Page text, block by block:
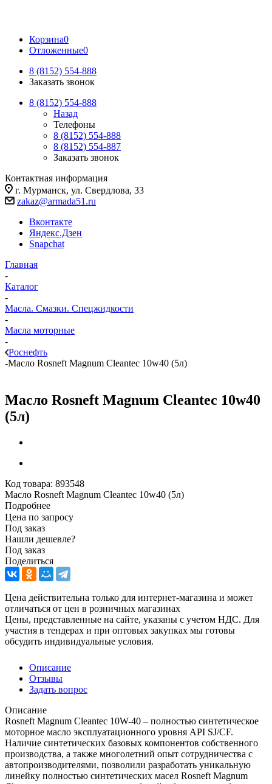
Корзина0
Отложенные0
8 (8152) 554-888
Заказать звонок
8 (8152) 554-888
Назад
Телефоны
8 (8152) 554-888
8 (8152) 554-887
Заказать звонок
Контактная информация
г. Мурманск, ул. Свердлова, 33
zakaz@armada51.ru
Вконтакте
Яндекс.Дзен
Snapchat
Главная
-
Каталог
-
Масла. Смазки. Спецжидкости
-
Масла моторные
-
Роснефть
-Масло Rosneft Magnum Cleantec 10w40 (5л)
Масло Rosneft Magnum Cleantec 10w40
(5л)
Код товара: 893548
Масло Rosneft Magnum Cleantec 10w40 (5л)
Подробнее
Цена по запросу
Под заказ
Нашли дешевле?
Под заказ
Поделиться
Цена действительна только для интернет-магазина и может
отличаться от цен в розничных магазинах
Цены, представленные на сайте, указаны с учетом НДС. Для
участия в тендерах и при оптовых закупках мы готовы
обсудить индивидуальные условия.
Описание
Отзывы
Задать вопрос
Описание
Rosneft Magnum Cleantec 10W-40 – полностью синтетическое
моторное масло эксплуатационного уровня API SJ/CF.
Наличие синтетических базовых компонентов собственного
производства, а также многолетний опыт сотрудничества с
автопроизводителями, позволили разработать уникальную
линейку полностью синтетических масел Rosneft Magnum